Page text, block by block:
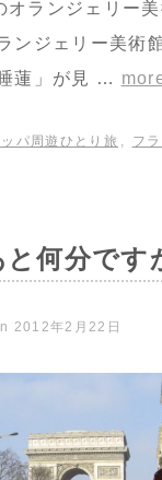
オランジェリー美
ンジェリー美術
蓮」が見 …
パ周遊ひとり旅 フ
何分です
2012年2月22日